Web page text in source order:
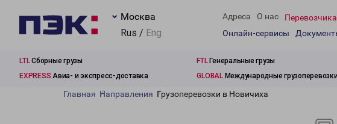
Москва
Rus / Eng
Адреса О нас
Онлайн-сервисы
LTLСборные грузы FTLГенеральные грузы
EXPRESS Авиа- и экспресс-доставка GLOBALМеждународные грузоперевозки
Главная Направления Грузоперевозки в Новичиха